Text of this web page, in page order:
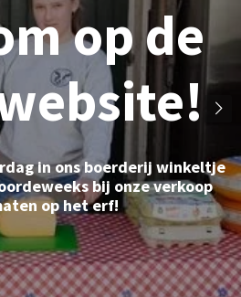
op de
in ons boerderij winkeltje
bij onze verkoop
op het erf!